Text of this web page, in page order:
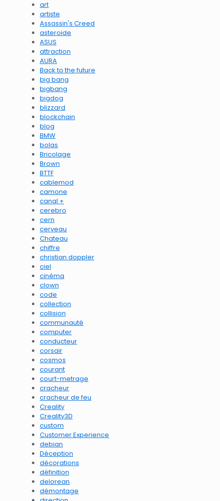
art
artiste
Assassin's Creed
asteroide
ASUS
attraction
AURA
Back to the future
big bang
bigbang
bigdog
blizzard
blockchain
blog
BMW
bolas
Bricolage
Brown
BTTF
cablemod
camone
canal +
cerebro
cern
cerveau
Chateau
chiffre
christian doppler
ciel
cinéma
clown
code
collection
collision
communauté
computer
conducteur
corsair
cosmos
courant
court-metrage
cracheur
cracheur de feu
Creality
Creality3D
custom
Customer Experience
debian
Déception
décorations
définition
delorean
démontage